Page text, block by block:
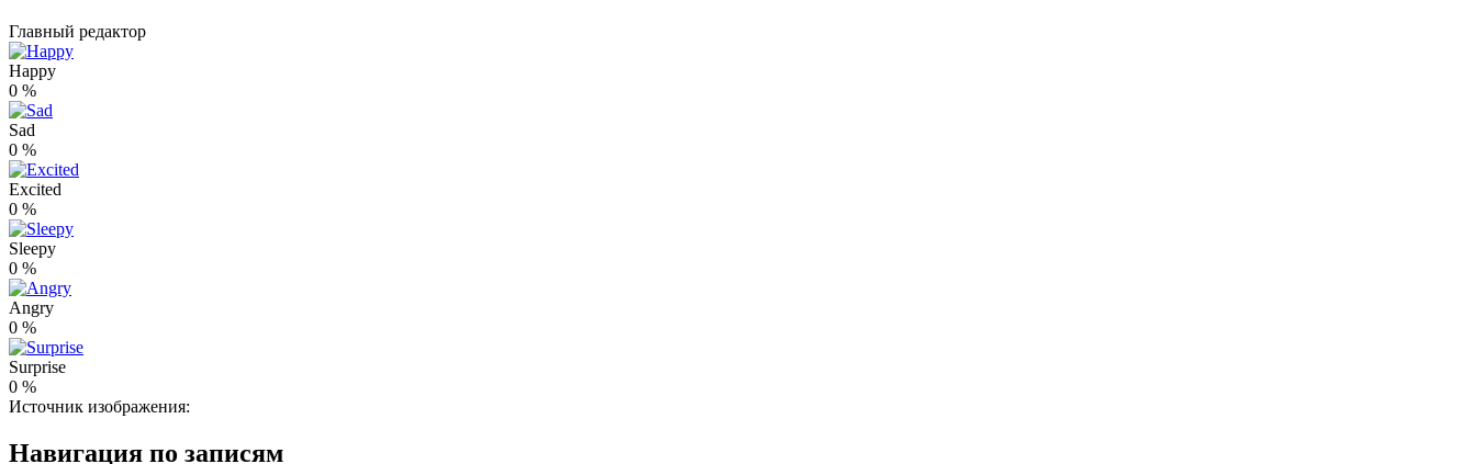
Главный редактор
Happy
0 %
Sad
0 %
Excited
0 %
Sleepy
0 %
Angry
0 %
Surprise
0 %
Источник изображения:
Навигация по записям